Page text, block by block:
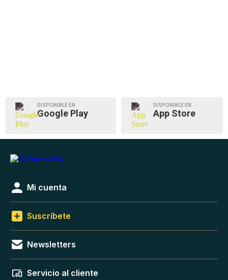
DISPONIBLE EN
Google Play
DISPONIBLE EN
App Store
Mi cuenta
Suscríbete
Newsletters
Servicio al cliente